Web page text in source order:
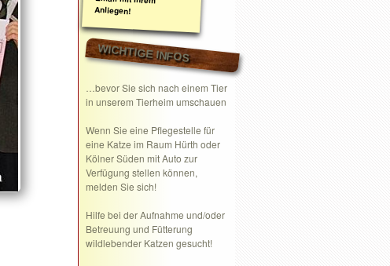
Anliegen!
WICHTIGE INFOS
…bevor Sie sich nach einem Tier
in unserem Tierheim umschauen
Wenn Sie eine Pflegestelle für
eine Katze im Raum Hürth oder
Kölner Süden mit Auto zur
Verfügung stellen können,
melden Sie sich!
Hilfe bei der Aufnahme und/oder
Betreuung und Fütterung
wildlebender Katzen gesucht!